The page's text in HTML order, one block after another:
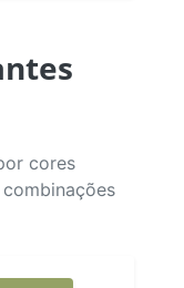
cores